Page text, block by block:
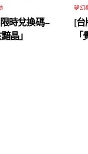
時兌換碼 –
晶」
夢幻
[台